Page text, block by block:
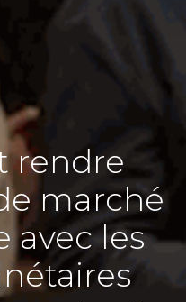
rendre
marché
avec les